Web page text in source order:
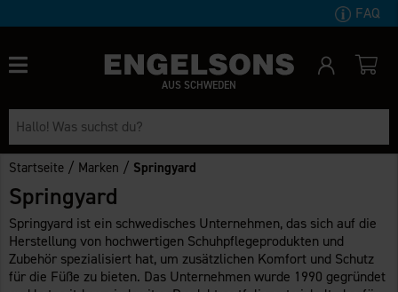
FAQ
AUS SCHWEDEN
Startseite / Marken / Springyard
Springyard
Springyard ist ein schwedisches Unternehmen, das sich auf die
Herstellung von hochwertigen Schuhpflegeprodukten und
Zubehör spezialisiert hat, um zusätzlichen Komfort und Schutz
für die Füße zu bieten. Das Unternehmen wurde 1990 gegründet